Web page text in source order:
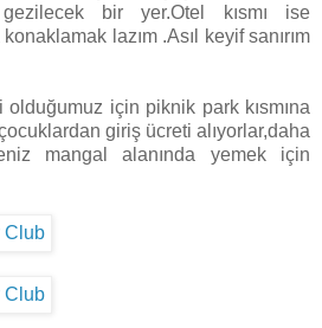
bir yer.Otel kısmı ise
lazım .Asıl keyif sanırım
için piknik park kısmına
giriş ücreti alıyorlar,daha
mangal alanında yemek için